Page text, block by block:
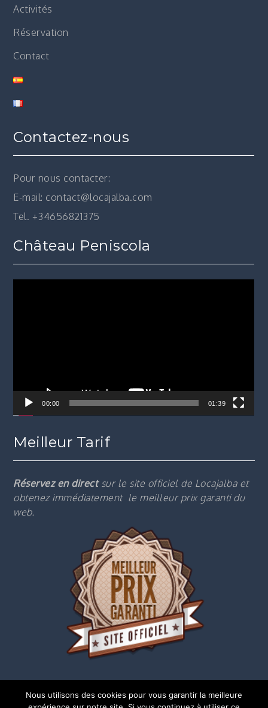
Activités
Réservation
Contact
Contactez-nous
Pour nous contacter:
E-mail: contact@locajalba.com
Tel. +34656821375
Château Peniscola
00:00 01:39
Meilleur Tarif
Réservez en directsur le site officiel de Locajalba et
obtenez immédiatement le meilleur prix garanti du
web.
Nous utilisons des cookies pour vous garantir la meilleure